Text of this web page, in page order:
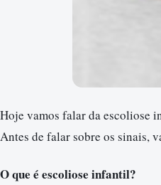
Hoje vamos falar da escoliose
Antes de falar sobre os sinais,
O que é escoliose infantil?